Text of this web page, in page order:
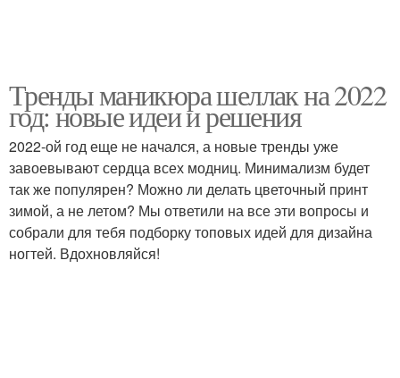
Тренды маникюра шеллак на 2022
год: новые идеи и решения
2022-ой год еще не начался, а новые тренды уже
завоевывают сердца всех модниц. Минимализм будет
так же популярен? Можно ли делать цветочный принт
зимой, а не летом? Мы ответили на все эти вопросы и
собрали для тебя подборку топовых идей для дизайна
ногтей. Вдохновляйся!